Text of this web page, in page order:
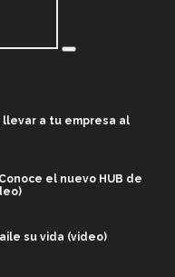
llevar a tu empresa al
el nuevo HUB de
su vida (video)